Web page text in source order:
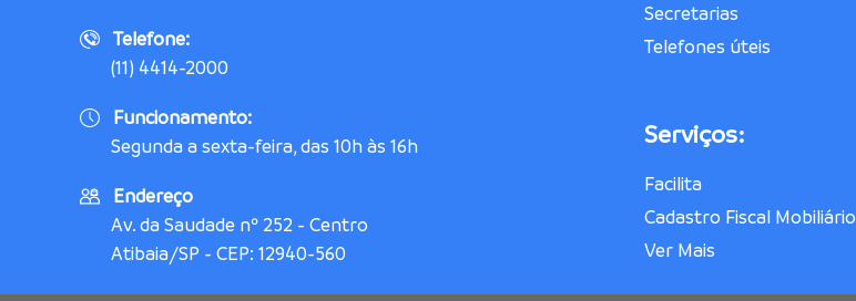
Telefone:
(11) 4414-2000
Funcionamento:
Segunda a sexta-feira, das 10h às 16h
Endereço
Av. da Saudade nº 252 - Centro
Atibaia/SP - CEP: 12940-560
Secretarias
Telefones úteis
Serviços:
Facilita
Cadastro Fiscal Mobiliário
Ver Mais